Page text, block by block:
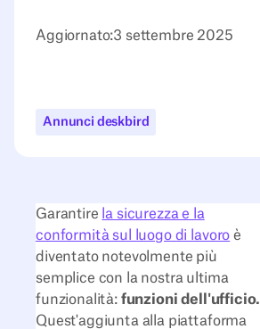
Aggiornato:3 settembre 2025
Annunci deskbird
Garantire la sicurezza e la
conformità sul luogo di lavoro è
diventato notevolmente più
semplice con la nostra ultima
funzionalità: funzioni dell'ufficio.
Quest'aggiunta alla piattaforma